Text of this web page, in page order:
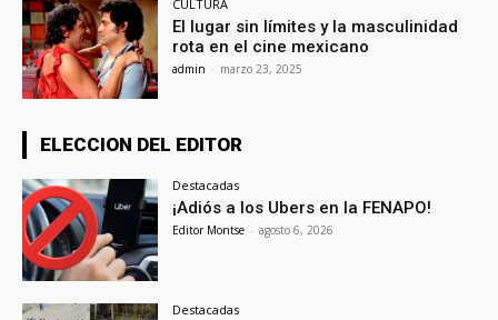
CULTURA
El lugar sin límites y la masculinidad
rota en el cine mexicano
admin - marzo 23, 2025
ELECCION DEL EDITOR
Destacadas
¡Adiós a los Ubers en la FENAPO!
Editor Montse - agosto 6, 2026
Destacadas